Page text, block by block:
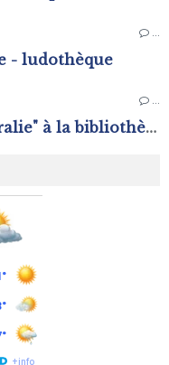
…
- ludothèque
…
Conférence "Voyage en Australie" à la bibliothèque - ludothèque